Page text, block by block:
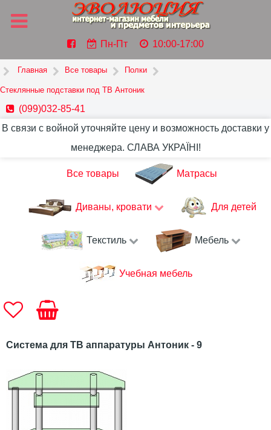
Пн-Пт 10:00-17:00
Главная Все товары Полки
Стеклянные подставки под ТВ Антоник
(099)032-85-41
В связи с войной уточняйте цену и возможность доставки у
менеджера. СЛАВА УКРАЇНІ!
Все товары Матрасы
Диваны, кровати Для детей
Текстиль Мебель
Учебная мебель
Система для ТВ аппаратуры Антоник - 9